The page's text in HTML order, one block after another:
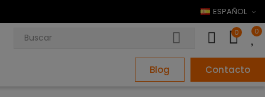
ESPAÑOL
0 0
Blog Contacto